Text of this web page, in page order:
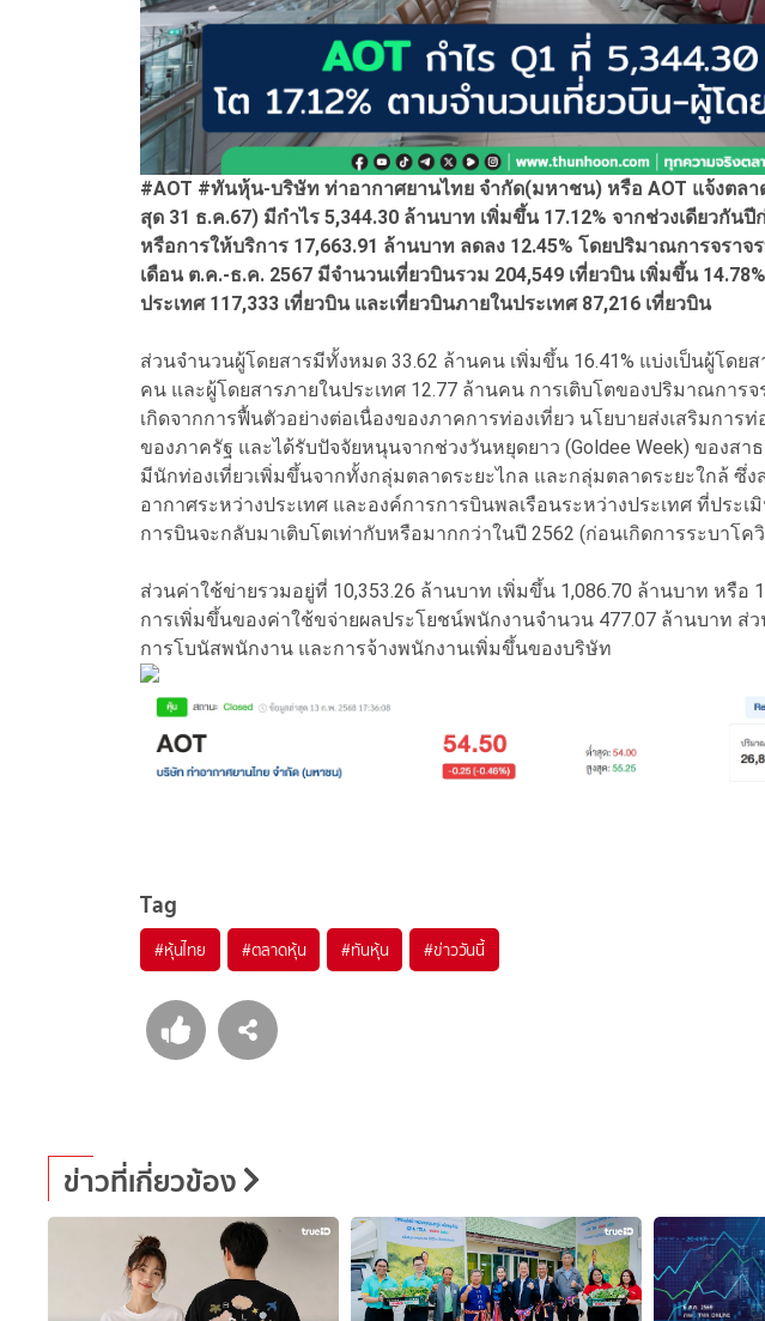
#AOT #ทันหุ้น-บริษัท ท่าอากาศยานไทย จำกัด(มหาชน) หรือ AOT แจ้งตล
สุด 31 ธ.ค.67) มีกำไร 5,344.30 ล้านบาท เพิ่มขึ้น 17.12% จากช่วงเดียวกัน
หรือการให้บริการ 17,663.91 ล้านบาท ลดลง 12.45% โดยปริมาณการจราจ
เดือน ต.ค.-ธ.ค. 2567 มีจำนวนเที่ยวบินรวม 204,549 เที่ยวบิน เพิ่มขึ้น
ประเทศ 117,333 เที่ยวบิน และเที่ยวบินภายในประเทศ 87,216 เที่ยวบิน
ส่วนจำนวนผู้โดยสารมีทั้งหมด 33.62 ล้านคน เพิ่มขึ้น 16.41% แบ่งเป็นผู้โดยส
คน และผู้โดยสารภายในประเทศ 12.77 ล้านคน การเติบโตของปริมาณการ
เกิดจากการฟื้นตัวอย่างต่อเนื่องของภาคการท่องเที่ยว นโยบายส่งเสริมการท่
ของภาครัฐ และได้รับปัจจัยหนุนจากช่วงวันหยุดยาว (Goldee Week) ของส
มีนักท่องเที่ยวเพิ่มขึ้นจากทั้งกลุ่มตลาดระยะไกล และกลุ่มตลาดระยะใกล้ ซึ่
อากาศระหว่างประเทศ และองค์การการบินพลเรือนระหว่างประเทศ ที่ประเ
การบินจะกลับมาเติบโตเท่ากับหรือมากกว่าในปี 2562 (ก่อนเกิดการระบาโค
ส่วนค่าใช้ข่ายรวมอยู่ที่ 10,353.26 ล้านบาท เพิ่มขึ้น 1,086.70 ล้านบาท หรือ
การเพิ่มขึ้นของค่าใช้ขจ่ายผลประโยชน์พนักงานจำนวน 477.07 ล้านบาท ส่
การโบนัสพนักงาน และการจ้างพนักงานเพิ่มขึ้นของบริษัท
Tag
#หุ้นไทย #ตลาดหุ้น #ทันหุ้น #ข่าววันนี้
ข่าวที่เกี่ยวข้อง